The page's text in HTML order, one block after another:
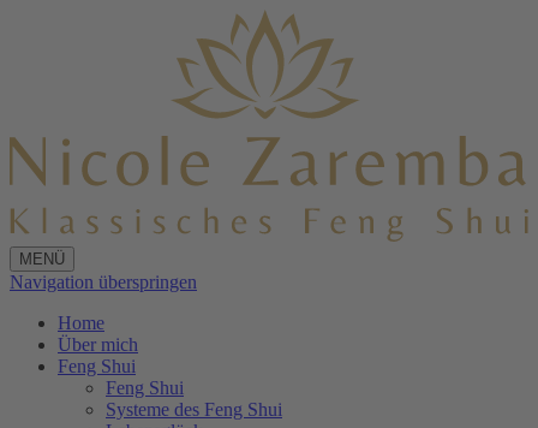
MENÜ
Navigation überspringen
Home
Über mich
Feng Shui
Feng Shui
Systeme des Feng Shui